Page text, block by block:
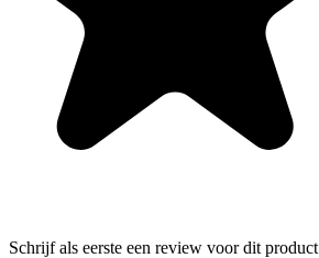
Schrijf als eerste een review voor dit product